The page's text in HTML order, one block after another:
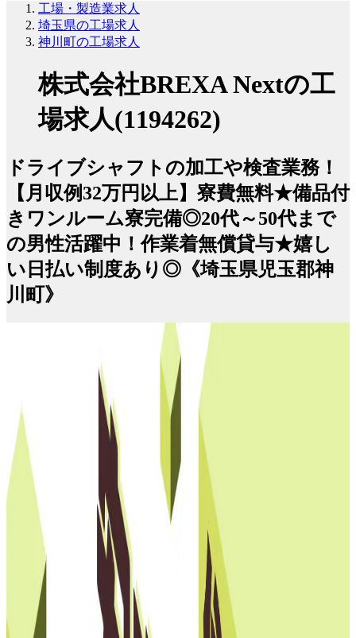
工場・製造業求人
埼玉県の工場求人
神川町の工場求人
株式会社BREXA Nextの工
場求人(1194262)
ドライブシャフトの加工や検査業務！
【月収例32万円以上】寮費無料★備品付
きワンルーム寮完備◎20代～50代まで
の男性活躍中！作業着無償貸与★嬉し
い日払い制度あり◎《埼玉県児玉郡神
川町》